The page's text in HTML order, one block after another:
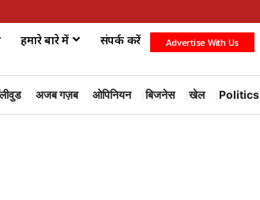
हमारे बारे में संपर्क करें Advertise With Us
अजब गज़ब ओपिनियन बिजनेस खेल Politics